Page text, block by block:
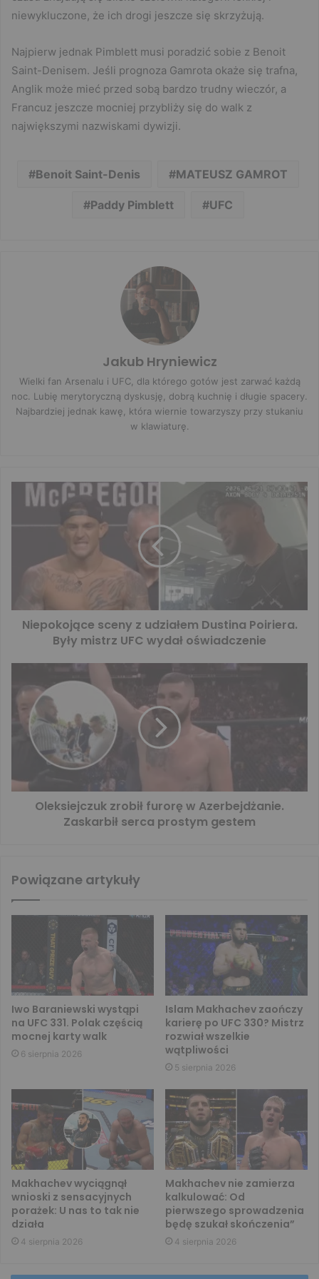
niewykluczone, że ich drogi jeszcze się skrzyżują.
Najpierw jednak Pimblett musi poradzić sobie z Benoit
Saint-Denisem. Jeśli prognoza Gamrota okaże się trafna,
Anglik może mieć przed sobą bardzo trudny wieczór, a
Francuz jeszcze mocniej przybliży się do walk z
największymi nazwiskami dywizji.
Benoit Saint-Denis MATEUSZ GAMROT
Paddy Pimblett UFC
Jakub Hryniewicz
Wielki fan Arsenalu i UFC, dla którego gotów jest zarwać każdą
noc. Lubię merytoryczną dyskusję, dobrą kuchnię i długie spacery.
Najbardziej jednak kawę, która wiernie towarzyszy przy stukaniu
w klawiaturę.
Niepokojące sceny z udziałem Dustina Poiriera.
Były mistrz UFC wydał oświadczenie
Oleksiejczuk zrobił furorę w Azerbejdżanie.
Zaskarbił serca prostym gestem
Powiązane artykuły
Iwo Baraniewski wystąpi
na UFC 331. Polak częścią
mocnej karty walk
6 sierpnia 2026
Islam Makhachev zaończy
karierę po UFC 330? Mistrz
rozwiał wszelkie
wątpliwości
5 sierpnia 2026
Makhachev wyciągnął
wnioski z sensacyjnych
porażek: U nas to tak nie
działa
4 sierpnia 2026
Makhachev nie zamierza
kalkulować: Od
pierwszego sprowadzenia
będę szukał skończenia”
4 sierpnia 2026